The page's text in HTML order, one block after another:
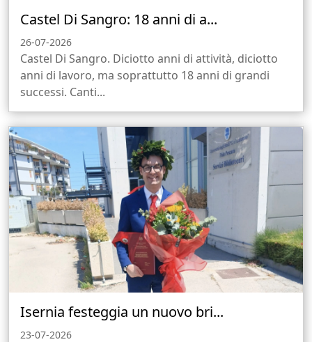
Castel Di Sangro: 18 anni di a...
26-07-2026
Castel Di Sangro. Diciotto anni di attività, diciotto
anni di lavoro, ma soprattutto 18 anni di grandi
successi. Canti...
Isernia festeggia un nuovo bri...
23-07-2026